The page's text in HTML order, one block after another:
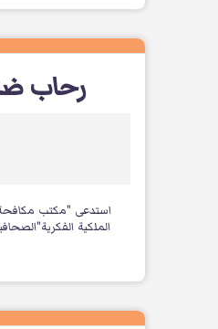
رحاب
استدعى "مكتب مكافحة
الملكية